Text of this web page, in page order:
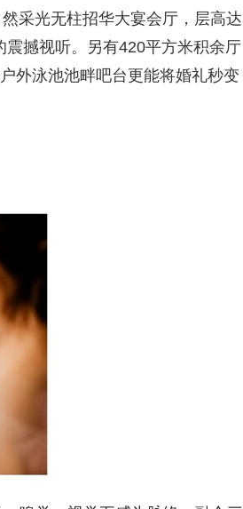
采光无柱招华大宴会厅，层高达
撼视听。另有420平方米积余厅
外泳池池畔吧台更能将婚礼秒变